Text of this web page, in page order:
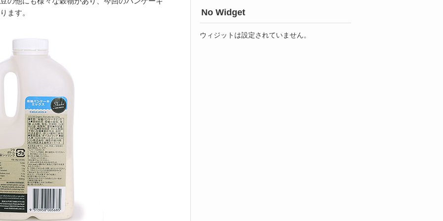
ます。
No Widget
ウィジットは設定されていません。